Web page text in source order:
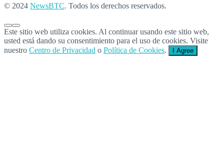
© 2024 NewsBTC. Todos los derechos reservados.
Este sitio web utiliza cookies. Al continuar usando este sitio web,
usted está dando su consentimiento para el uso de cookies. Visite
nuestro Centro de Privacidad o Política de Cookies. I Agree